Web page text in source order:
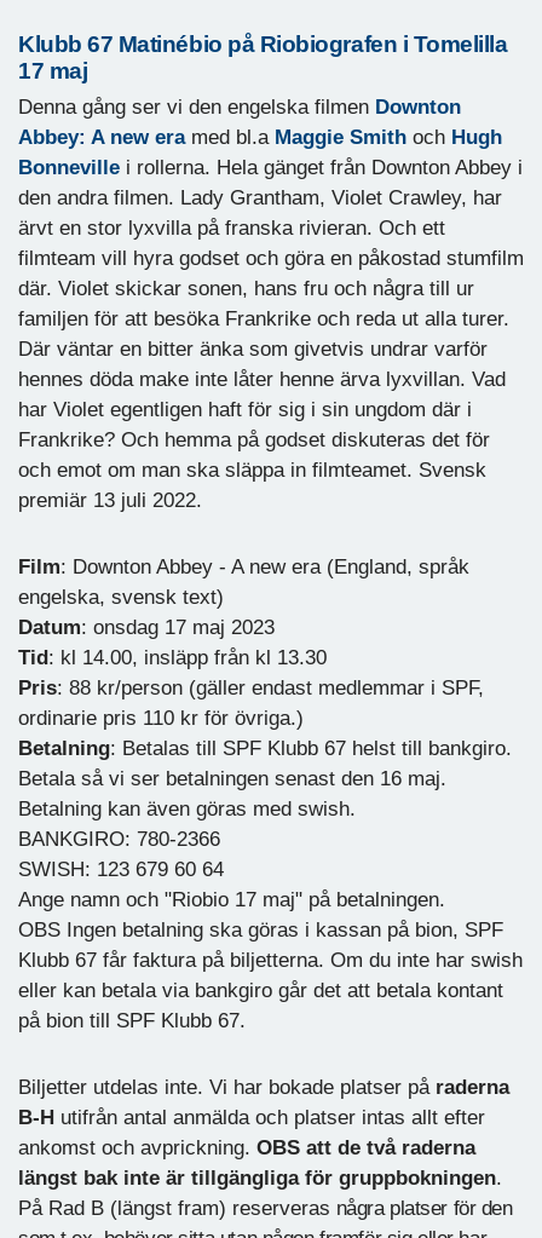
Klubb 67 Matinébio på Riobiografen i Tomelilla
17 maj
Denna gång ser vi den engelska filmen Downton
Abbey: A new eramed bl.a Maggie Smith ​ och Hugh
Bonneville i rollerna. Hela gänget från Downton Abbey i
den andra filmen. Lady Grantham, Violet Crawley, har
ärvt en stor lyxvilla på franska rivieran. Och ett
filmteam vill hyra godset och göra en påkostad stumfilm
där. Violet skickar sonen, hans fru och några till ur
familjen för att besöka Frankrike och reda ut alla turer.
Där väntar en bitter änka som givetvis undrar varför
hennes döda make inte låter henne ärva lyxvillan. Vad
har Violet egentligen haft för sig i sin ungdom där i
Frankrike? Och hemma på godset diskuteras det för
och emot om man ska släppa in filmteamet. Svensk
premiär 13 juli 2022.
Film: Downton Abbey - A new era (England, språk
engelska, svensk text)
Datum: onsdag 17 maj 2023
Tid: kl 14.00, insläpp från kl 13.30
Pris: 88 kr/person (gäller endast medlemmar i SPF,
ordinarie pris 110 kr för övriga.)
Betalning: Betalas till SPF Klubb 67 helst till bankgiro.
Betala så vi ser betalningen senast den 16 maj.
Betalning kan även göras med swish.
BANKGIRO: 780-2366
SWISH: 123 679 60 64
Ange namn och "Riobio 17 maj" på betalningen.
OBS Ingen betalning ska göras i kassan på bion, SPF
Klubb 67 får faktura på biljetterna. Om du inte har swish
eller kan betala via bankgiro går det att betala kontant
på bion till SPF Klubb 67.
Biljetter utdelas inte. Vi har bokade platser på raderna
B-H utifrån antal anmälda och platser intas allt efter
ankomst och avprickning. OBS att de två raderna
längst bak inte är tillgängliga för gruppbokningen.
På Rad B (längst fram) reserveras några platser för den